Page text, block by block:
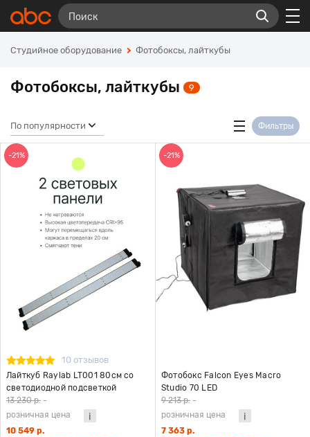
Студийное оборудование Фотобоксы, лайткубы
Фотобоксы, лайткубы 9
По популярности Фильтры
-21%
10 отзывов
Лайткуб Raylab LT001 80см со
светодиодной подсветкой
13 230 р. -
розничная цена
10 549 р.
-21%
Фотобокс Falcon Eyes Macro
Studio 70 LED
9 213 р. -
розничная цена
7 363 р.